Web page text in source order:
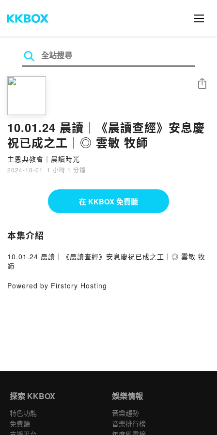
10.01.24 晨讀｜《晨讀查經》安息慶
祝已成之工｜◎ 雲敏 牧師
主恩典教會｜晨讀時光
2024-10-01 · 1 小時 1 分鐘
分享
在 KKBOX 免費聽
本集介紹
10.01.24 晨讀｜《晨讀查經》安息慶祝已成之工｜◎ 雲敏 牧
師
Powered by Firstory Hosting
探索 KKBOX
特色功能
免費聽
娛樂情報
音樂趨勢
音樂排行榜